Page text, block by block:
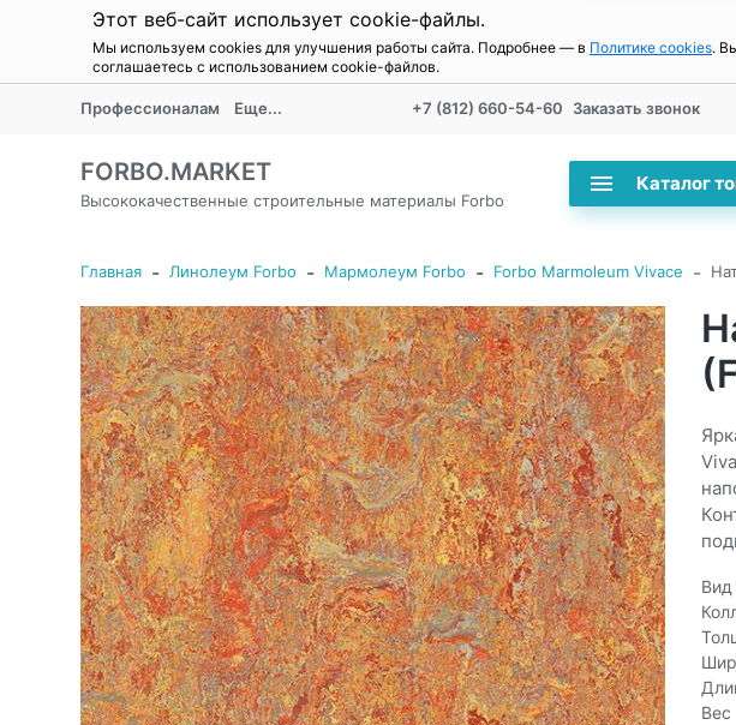
Этот веб-сайт использует cookie-файлы.
Мы используем cookies для улучшения работы сайта. Подробнее — в Политике cookies.
соглашаетесь с использованием cookie-файлов.
Профессионалам Еще... +7 (812) 660-54-60 Заказать звонок
FORBO.MARKET
Высококачественные строительные материалы Forbo
Каталог
Главная - Линолеум Forbo - Мармолеум Forbo - Forbo Marmoleum Vivace -
Вид
Вес